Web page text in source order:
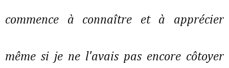
commence à connaître et à apprécier
même si je ne l'avais pas encore côtoyer